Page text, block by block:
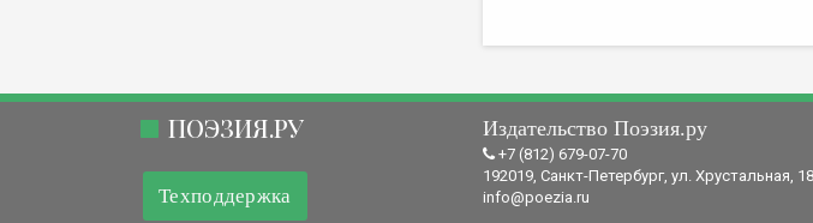
ПОЭЗИЯ.РУ
Техподдержка
Издательство Поэзия.ру
+7 (812) 679-07-70
192019, Санкт-Петербург, ул. Хрустальная,
info@poezia.ru